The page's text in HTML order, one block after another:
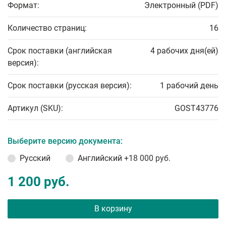
Формат: Электронный (PDF)
Количество страниц: 16
Срок поставки (английская
версия):
4 рабочих дня(ей)
Срок поставки (русская версия): 1 рабочий день
Артикул (SKU): GOST43776
Выберите версию документа:
Русский
Английский +18 000 руб.
1 200 руб.
В корзину